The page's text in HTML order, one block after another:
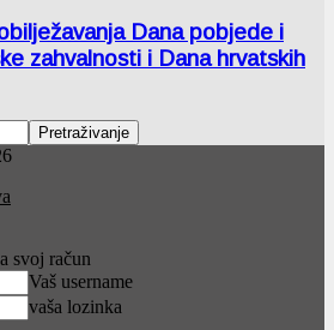
Dana pobjede i
zahvalnosti i Dana hrvatskih
svoj račun
Vaš username
vaša lozinka